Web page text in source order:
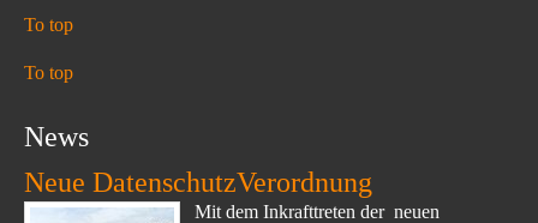
To top
To top
News
Neue DatenschutzVerordnung
Mit dem Inkrafttreten der neuen